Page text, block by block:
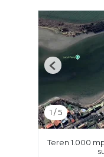
1 /5
Previous
Teren 1.000